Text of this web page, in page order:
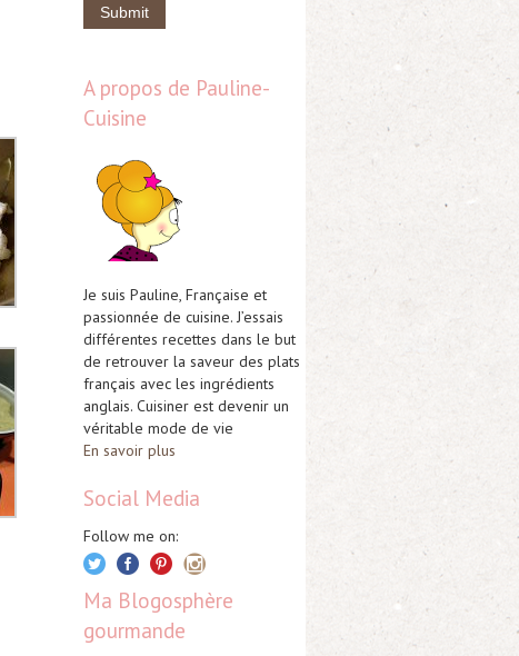
A propos de Pauline-
Cuisine
Je suis Pauline, Française et
passionnée de cuisine. J’essais
différentes recettes dans le but
de retrouver la saveur des plats
français avec les ingrédients
anglais. Cuisiner est devenir un
véritable mode de vie
En savoir plus
Social Media
Follow me on:
Ma Blogosphère
gourmande